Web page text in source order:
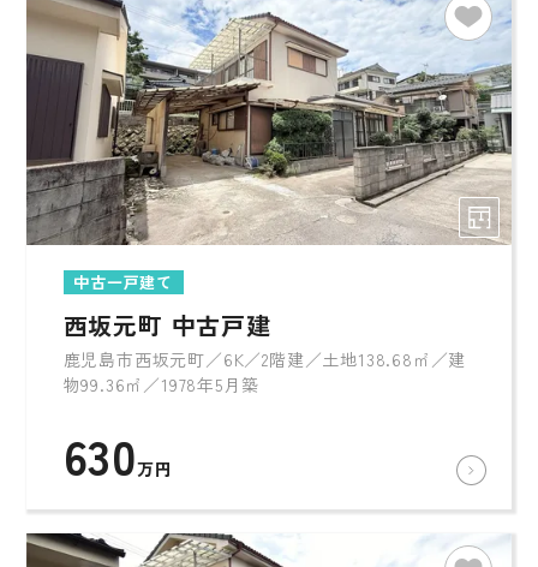
中古一戸建て
西坂元町 中古戸建
鹿児島市西坂元町／6K／2階建／土地138.68㎡／建
物99.36㎡／1978年5月築
630万円